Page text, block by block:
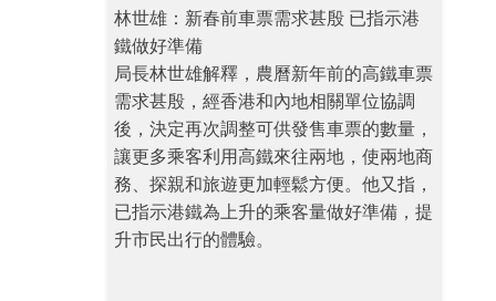
林世雄：新春前車票需求甚殷 已指示港
鐵做好準備
局長林世雄解釋，農曆新年前的高鐵車票
需求甚殷，經香港和內地相關單位協調
後，決定再次調整可供發售車票的數量，
讓更多乘客利用高鐵來往兩地，使兩地商
務、探親和旅遊更加輕鬆方便。他又指，
已指示港鐵為上升的乘客量做好準備，提
升市民出行的體驗。